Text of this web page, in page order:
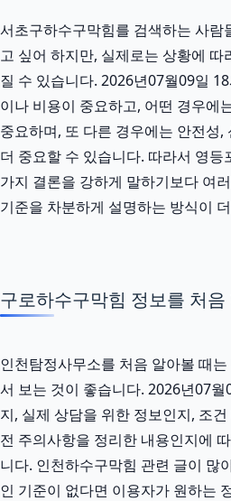
서초구하수구막힘를 검색하는 사람
고 싶어 하지만, 실제로는 상황에
질 수 있습니다. 2026년07월09일
이나 비용이 중요하고, 어떤 경우에
중요하며, 또 다른 경우에는 안전성,
더 중요할 수 있습니다. 따라서 영
가지 결론을 강하게 말하기보다 여
기준을 차분하게 설명하는 방식이
구로하수구막힘 정보를 처
인천탐정사무소를 처음 알아볼 때
서 보는 것이 좋습니다. 2026년07
지, 실제 상담을 위한 정보인지, 조
전 주의사항을 정리한 내용인지에
니다. 인천하수구막힘 관련 글이 많
인 기준이 없다면 이용자가 원하는